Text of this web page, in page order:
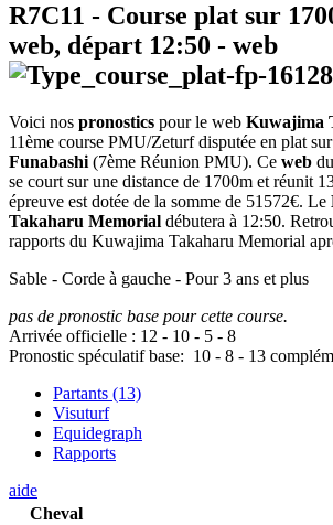
R7C11 - Course plat sur
web, départ 12:50 - web
Voici nos pronostics pour le web Kuwajima
11ème course PMU/Zeturf disputée en plat
Funabashi (7ème Réunion PMU). Ce web
se court sur une distance de 1700m et réunit
épreuve est dotée de la somme de 51572€. Le
Takaharu Memorial débutera à 12:50.
rapports du Kuwajima Takaharu Memorial
Sable - Corde à gauche - Pour 3 ans et plus
pas de pronostic base pour cette course.
Arrivée officielle : 12 - 10 - 5 - 8
Pronostic spéculatif base: 10 - 8 - 13
Partants (13)
Visuturf
Equidegraph
Rapports
aide
Cheval